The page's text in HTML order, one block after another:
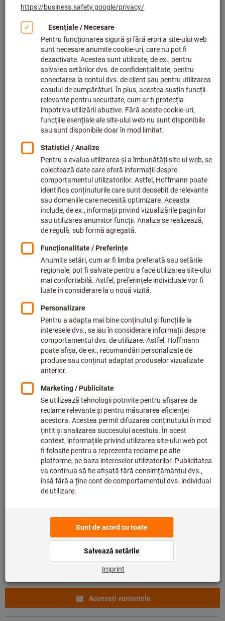
Polizoare cu bandă (430)
Şlefuitoare excentrice (31)
Şlefuitoare excentrice cu acumulator (30)
Maşini de satinat (4)
Şlefuitoare pentru cordoane de sudură pe colţ (1)
Maşini de şlefuit staţionare (12)
Maşini de polizat (29)
Şlefuitoare cu vibraţii cu acumulator (26)
Rindele cu acumulator (19)
Filtrare & sortare
produse
Produse
Produs nou Polizor unghiular GWS
Cod articol.: 077109
Accesaţi variantele